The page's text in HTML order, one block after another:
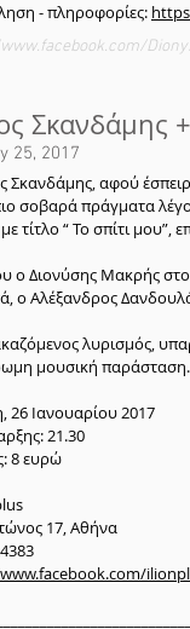
- πληροφορίες:
Σκανδάμης
25, 2017
Σκανδάμης, αφού
σοβαρά πράγματα
τίτλο “ Το σπίτι μου”,
ο Διονύσης Μακρής
ο Αλέξανδρος
λυρισμός,
μουσική παράσταση.
26 Ιανουαρίου 2017
21.30
8 ευρώ
17, Αθήνα